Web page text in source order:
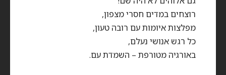
רוצחים במדים חסרי מצפון,
מפלצות איומות עם רובה טעון,
כל רגש אנושי נעלם,
באורגיה מטורפת – השמדת עם.